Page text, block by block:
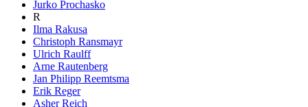
Jurko Prochasko
R
Ilma Rakusa
Christoph Ransmayr
Ulrich Raulff
Arne Rautenberg
Jan Philipp Reemtsma
Erik Reger
Asher Reich